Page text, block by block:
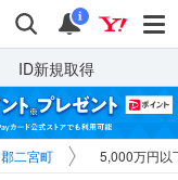
検索 通知
i
ID新規取得
二宮町 5,000万円以